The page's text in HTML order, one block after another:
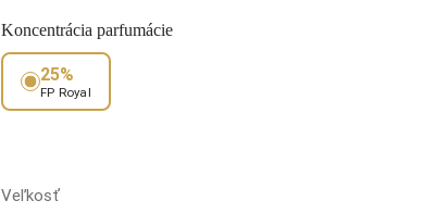
Koncentrácia parfumácie
25%
FP Royal
Veľkosť